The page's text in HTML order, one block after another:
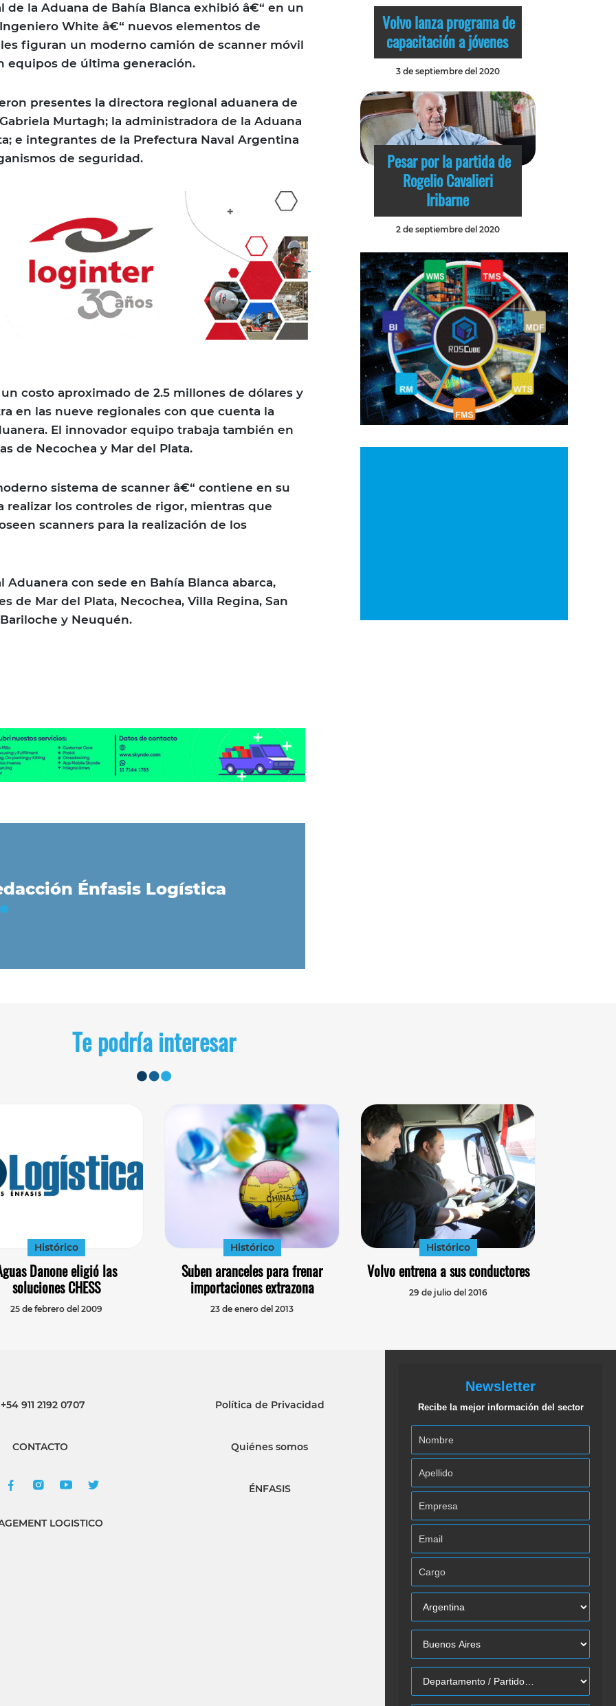
de la Aduana de Bahía Blanca exhibió â€“ en un
White â€“ nuevos elementos de
figuran un moderno camión de scanner móvil
equipos de última generación.
presentes la directora regional aduanera de
Murtagh; la administradora de la Aduana
e integrantes de la Prefectura Naval Argentina
de seguridad.
costo aproximado de 2.5 millones de dólares y
en las nueve regionales con que cuenta la
El innovador equipo trabaja también en
de Necochea y Mar del Plata.
sistema de scanner â€“ contiene en su
realizar los controles de rigor, mientras que
scanners para la realización de los
Aduanera con sede en Bahía Blanca abarca,
de Mar del Plata, Necochea, Villa Regina, San
y Neuquén.
Énfasis Logística
Volvo lanza programa de
capacitación a jóvenes
3 de septiembre del 2020
Pesar por la partida de
Rogelio Cavalieri
Iribarne
2 de septiembre del 2020
Te podría interesar
Histórico
Danone eligió las
soluciones CHESS
25 de febrero del 2009
Histórico
Suben aranceles para frenar
importaciones extrazona
23 de enero del 2013
Histórico
Volvo entrena a sus conductores
29 de julio del 2016
911 2192 0707
CONTACTO
LOGISTICO
Política de Privacidad
Quiénes somos
ÉNFASIS
Newsletter
Recibe la mejor información del sector